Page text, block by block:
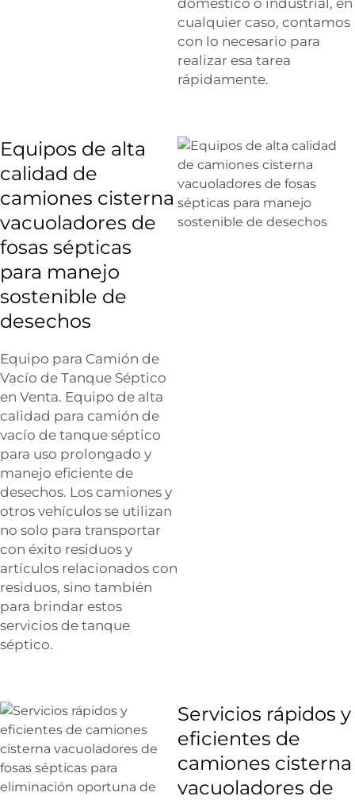
doméstico o industrial, en
cualquier caso, contamos
con lo necesario para
realizar esa tarea
rápidamente.
Equipos de alta
calidad de
camiones cisterna
vacuoladores de
fosas sépticas
para manejo
sostenible de
desechos
Equipo para Camión de
Vacío de Tanque Séptico
en Venta. Equipo de alta
calidad para camión de
vacío de tanque séptico
para uso prolongado y
manejo eficiente de
desechos. Los camiones y
otros vehículos se utilizan
no solo para transportar
con éxito residuos y
artículos relacionados con
residuos, sino también
para brindar estos
servicios de tanque
séptico.
Servicios rápidos y
eficientes de
camiones cisterna
vacuoladores de